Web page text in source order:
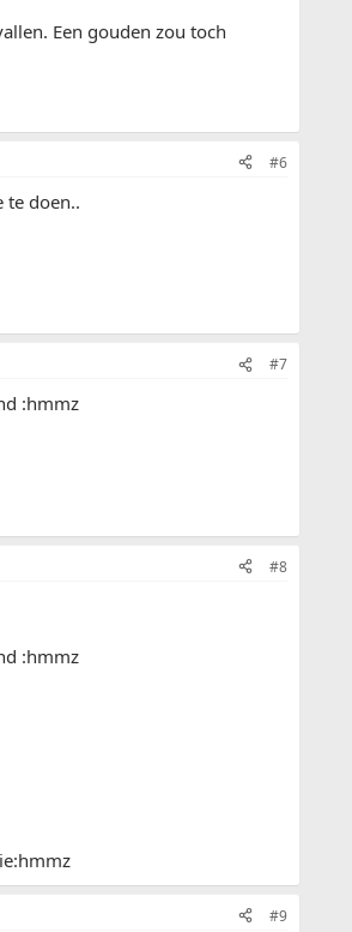
Een gouden zou toch
#6
te doen..
#7
:hmmz
#8
:hmmz
#9